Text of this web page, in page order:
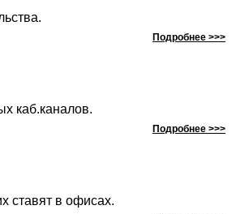
Подробнее >>>
каб.каналов.
Подробнее >>>
ставят в офисах.